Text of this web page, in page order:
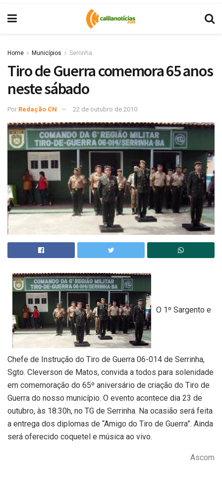
Home Municípios Serrinha
Tiro de Guerra comemora 65 anos
neste sábado
Por Redação CN 22 de outubro de 2010
O 1º Sargento e
Chefe de Instrução do Tiro de Guerra 06-014 de Serrinha,
Sgto. Cleverson de Matos, convida a todos para solenidade
em comemoração do 65º aniversário de criação do Tiro de
Guerra do nosso município. O evento acontece dia 23 de
outubro, às 18:30h, no TG de Serrinha. Na ocasião será feita
a entrega dos diplomas de “Amigo do Tiro de Guerra”. Ainda
será oferecido coquetel e música ao vivo.
Ascom